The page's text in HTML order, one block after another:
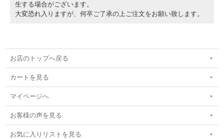
生する場合がございます。
大変恐れ入りますが、何卒ご了承の上ご注文をお願い致します。
お店のトップへ戻る
カートを見る
マイページへ
お客様の声を見る
お気に入りリストを見る